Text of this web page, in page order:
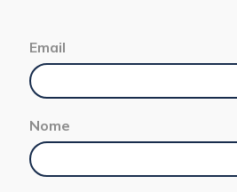
Email
Nome